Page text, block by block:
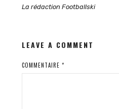
La rédaction Footballski
LEAVE A COMMENT
COMMENTAIRE *